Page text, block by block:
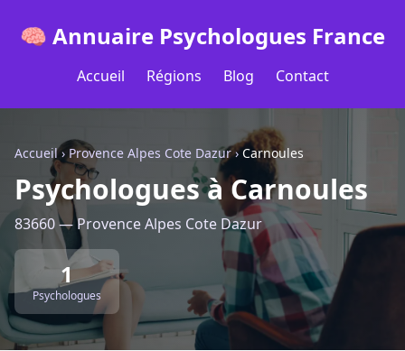
🧠 Annuaire Psychologues France
Accueil Régions Blog Contact
Accueil› Provence Alpes Cote Dazur›Carnoules
Psychologues à Carnoules
83660 — Provence Alpes Cote Dazur
1
Psychologues